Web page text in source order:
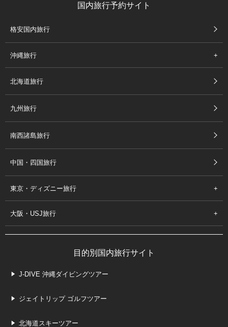
国内旅行予約サイト
格安国内旅行
沖縄旅行
北海道旅行
九州旅行
南西諸島旅行
中国・四国旅行
東京・ディズニー旅行
大阪・USJ旅行
目的別国内旅行サイト
J-DIVE 沖縄ダイビングツアー
ジェイトリップ ゴルフツアー
北海道スキーツアー